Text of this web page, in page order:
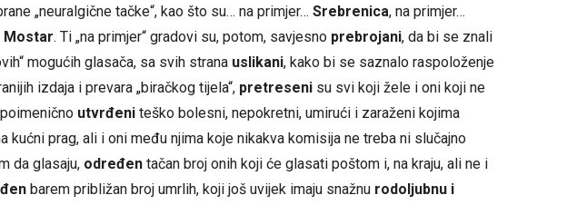
„neuralgične tačke“, kao što su… na primjer… Srebrenica, na primjer…
Mostar. Ti „na primjer“ gradovi su, potom, savjesno prebrojani, da bi se znali
mogućih glasača, sa svih strana uslikani, kako bi se saznalo raspoloženje
izdaja i prevara „biračkog tijela“, pretreseni su svi koji žele i oni koji ne
utvrđeni teško bolesni, nepokretni, umirući i zaraženi kojima
kućni prag, ali i oni među njima koje nikakva komisija ne treba ni slučajno
da glasaju, određen tačan broj onih koji će glasati poštom i, na kraju, ali ne i
barem približan broj umrlih, koji još uvijek imaju snažnu rodoljubnu i